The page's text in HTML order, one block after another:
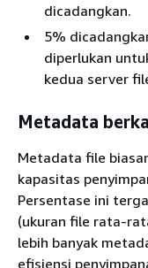
dicadangkan.
5%
diperlukan
kedua server
Metadata
Metadata file
kapasitas
Persentase ini
(ukuran file rata-
lebih banyak
efisiensi